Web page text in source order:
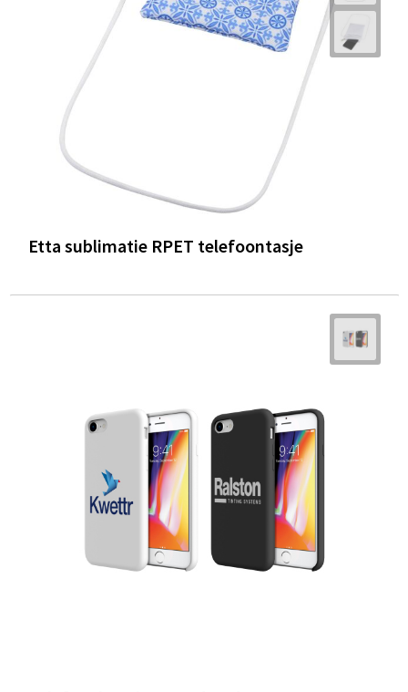
Etta sublimatie RPET telefoontasje